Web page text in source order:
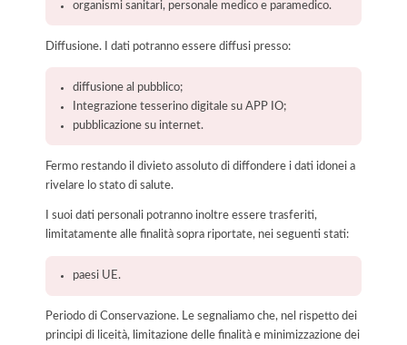
organismi sanitari, personale medico e paramedico.
Diffusione. I dati potranno essere diffusi presso:
diffusione al pubblico;
Integrazione tesserino digitale su APP IO;
pubblicazione su internet.
Fermo restando il divieto assoluto di diffondere i dati idonei a
rivelare lo stato di salute.
I suoi dati personali potranno inoltre essere trasferiti,
limitatamente alle finalità sopra riportate, nei seguenti stati:
paesi UE.
Periodo di Conservazione. Le segnaliamo che, nel rispetto dei
principi di liceità, limitazione delle finalità e minimizzazione dei